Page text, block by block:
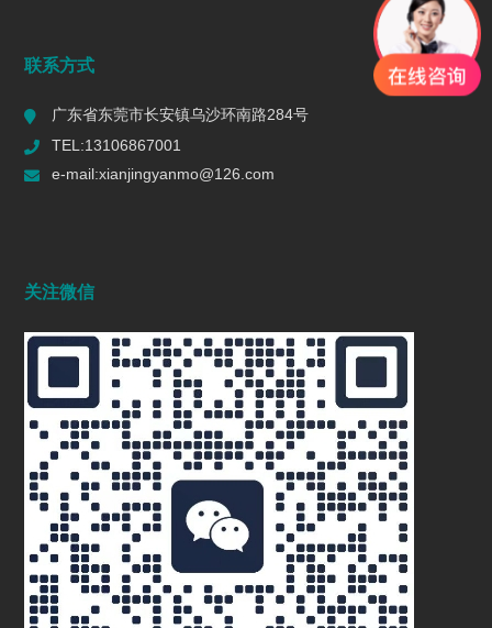
研磨盘：精细加工的利器
2024/11/27 1245
先镜研磨离心水磨机：重新定义精密制造
的“微米级美学”
2025/05/05 1017
抛光机：多行业的表面处理能手
2024/11/27 1216
联系方式
广东省东莞市长安镇乌沙环南路284号
TEL:13106867001
e-mail:xianjingyanmo@126.com
关注微信